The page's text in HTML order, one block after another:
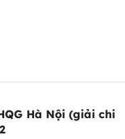
Hà Nội (giải chi